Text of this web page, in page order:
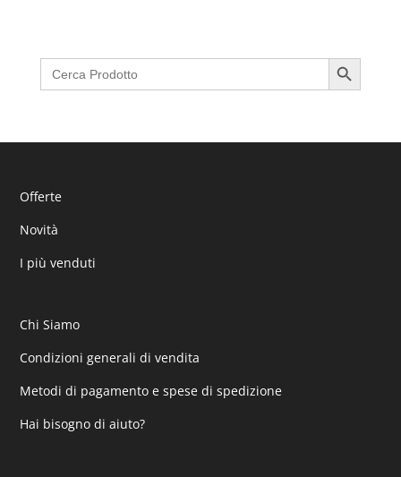
Search
for:
Search Button
Offerte
Novità
I più venduti
Chi Siamo
Condizioni generali di vendita
Metodi di pagamento e spese di spedizione
Hai bisogno di aiuto?